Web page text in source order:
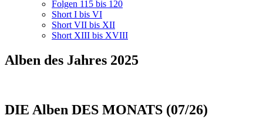
Folgen 115 bis 120
Short I bis VI
Short VII bis XII
Short XIII bis XVIII
Alben des Jahres 2025
DIE Alben DES MONATS (07/26)